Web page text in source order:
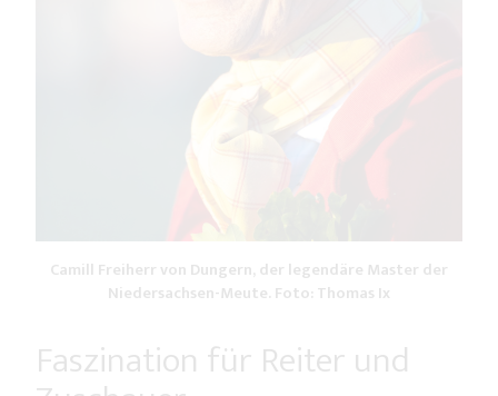
Camill Freiherr von Dungern, der legendäre Master der
Niedersachsen-Meute. Foto: Thomas Ix
Faszination für Reiter und